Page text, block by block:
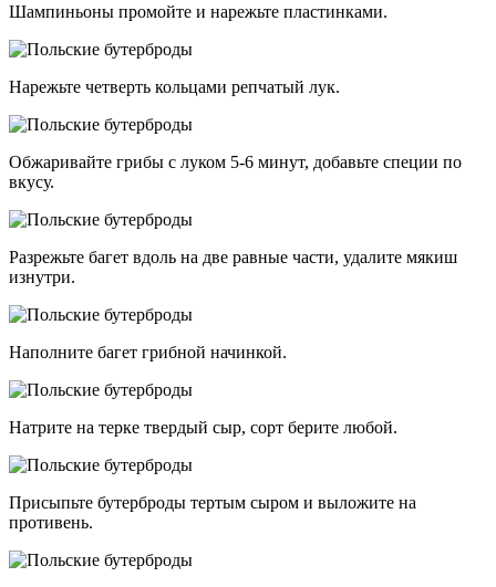
Шампиньоны промойте и нарежьте пластинками.
Нарежьте четверть кольцами репчатый лук.
Обжаривайте грибы с луком 5-6 минут, добавьте специи по
вкусу.
Разрежьте багет вдоль на две равные части, удалите мякиш
изнутри.
Наполните багет грибной начинкой.
Натрите на терке твердый сыр, сорт берите любой.
Присыпьте бутерброды тертым сыром и выложите на
противень.